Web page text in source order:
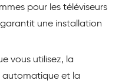
pour les téléviseurs
une installation
vous utilisez, la
et la